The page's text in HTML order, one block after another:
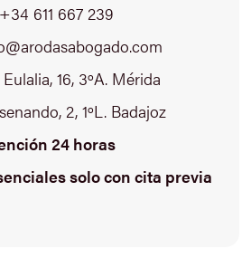
611 667 239
16, 3ºA. Mérida
2, 1ºL. Badajoz
24 horas
solo con cita previa